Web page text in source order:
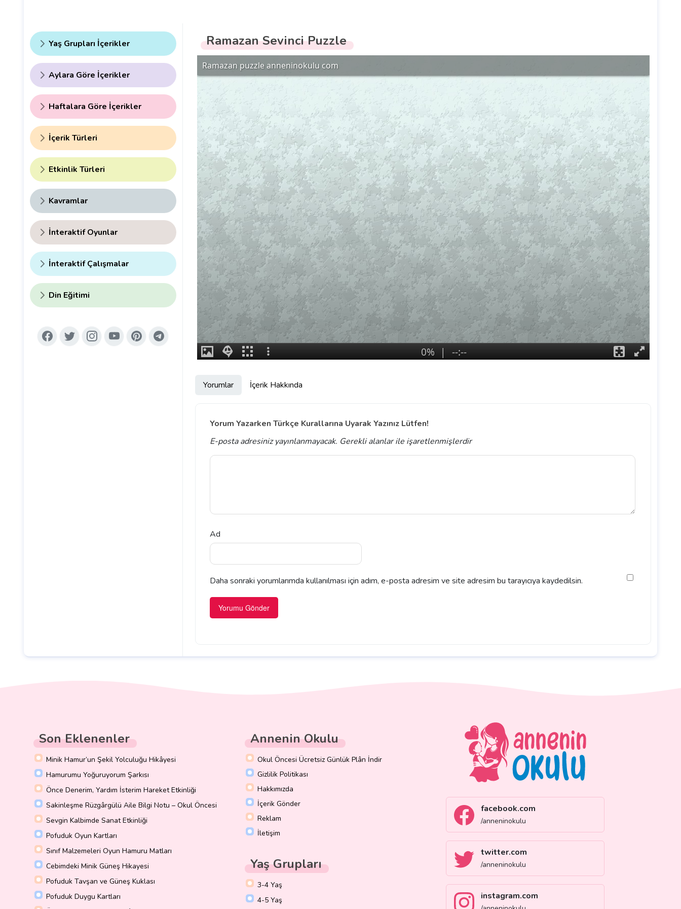
Yaş Grupları İçerikler
Aylara Göre İçerikler
Haftalara Göre İçerikler
İçerik Türleri
Etkinlik Türleri
Kavramlar
İnteraktif Oyunlar
İnteraktif Çalışmalar
Din Eğitimi
Ramazan Sevinci Puzzle
Yorumlar İçerik Hakkında
Yorum Yazarken Türkçe Kurallarına Uyarak Yazınız Lütfen!
E-posta adresiniz yayınlanmayacak. Gerekli alanlarile işaretlenmişlerdir
Ad
Daha sonraki yorumlarımda kullanılması için adım, e-posta adresim ve site adresim bu tarayıcıya kaydedilsin.
Son Eklenenler
Minik Hamur’un Şekil Yolculuğu Hikâyesi
Hamurumu Yoğuruyorum Şarkısı
Önce Denerim, Yardım İsterim Hareket Etkinliği
Sakinleşme Rüzgârgülü Aile Bilgi Notu – Okul Öncesi
Sevgin Kalbimde Sanat Etkinliği
Pofuduk Oyun Kartları
Sınıf Malzemeleri Oyun Hamuru Matları
Cebimdeki Minik Güneş Hikayesi
Pofuduk Tavşan ve Güneş Kuklası
Pofuduk Duygu Kartları
Annenin Okulu
Okul Öncesi Ücretsiz Günlük Plân İndir
Gizlilik Politikası
Hakkımızda
İçerik Gönder
Reklam
İletişim
Yaş Grupları
3-4 Yaş
4-5 Yaş
facebook.com
/anneninokulu
twitter.com
/anneninokulu
instagram.com